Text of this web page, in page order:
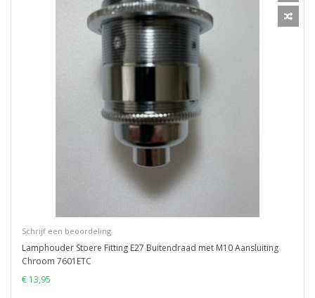
Schrijf een beoordeling
Lamphouder Stoere Fitting E27 Buitendraad met M10 Aansluiting
Chroom 7601ETC
€ 13,95